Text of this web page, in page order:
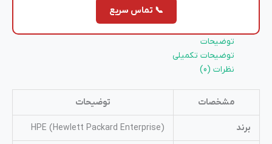
📞 تماس سریع
توضیحات
توضیحات تکمیلی
نظرات (0)
مشخصات توضیحات
برند HPE (Hewlett Packard Enterprise)